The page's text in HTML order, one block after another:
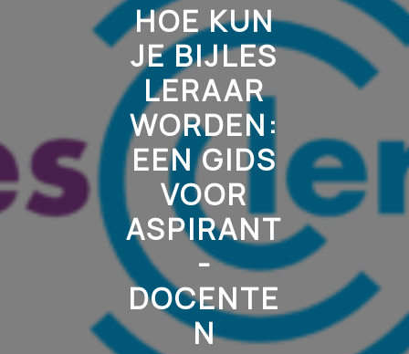
HOE KUN
JE BIJLES
LERAAR
WORDEN:
EEN GIDS
VOOR
ASPIRANT
-
DOCENTE
N